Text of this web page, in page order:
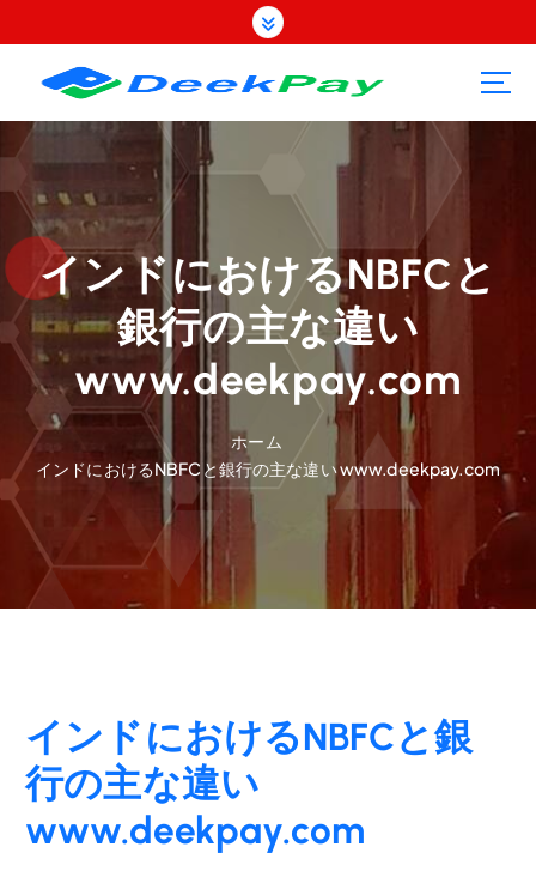
ン
ツ
プ
インドにおけるNBFCと
銀行の主な違い
www.deekpay.com
ホーム
インドにおけるNBFCと銀行の主な違い www.deekpay.com
インドにおけるNBFCと銀
行の主な違い
www.deekpay.com